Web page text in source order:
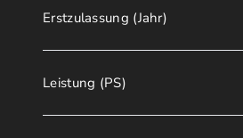
Erstzulassung (Jahr)
Leistung (PS)